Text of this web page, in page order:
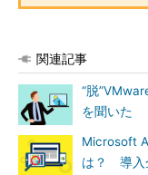
関連記事
“脱
を聞いた
Microsoft
は？ 導入